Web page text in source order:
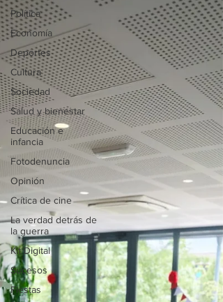
Política
Economía
Deportes
Cultura
Sociedad
Salud y bienestar
Educación e
infancia
Fotodenuncia
Opinión
Crítica de cine
La verdad detrás de
la guerra
Kit Digital
Sucesos
Fiestas